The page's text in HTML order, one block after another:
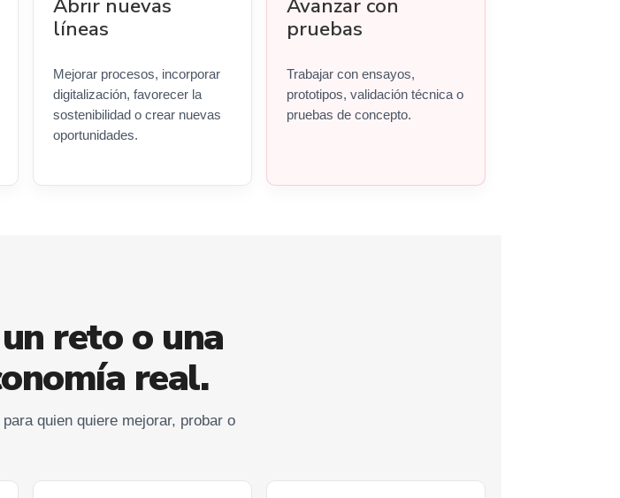
Abrir nuevas
líneas
Mejorar procesos, incorporar
digitalización, favorecer la
sostenibilidad o crear nuevas
oportunidades.
Avanzar con
pruebas
Trabajar con ensayos,
prototipos, validación técnica o
pruebas de concepto.
reto o una
real.
quien quiere mejorar, probar o